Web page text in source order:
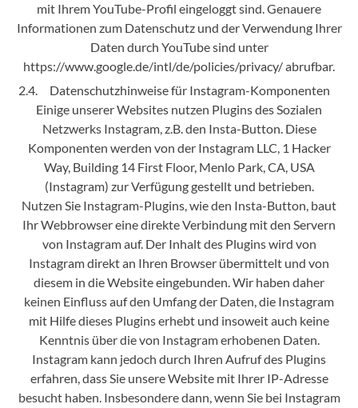
mit Ihrem YouTube-Profil eingeloggt sind. Genauere
Informationen zum Datenschutz und der Verwendung Ihrer
Daten durch YouTube sind unter
https://www.google.de/intl/de/policies/privacy/ abrufbar.
2.4. Datenschutzhinweise für Instagram-Komponenten
Einige unserer Websites nutzen Plugins des Sozialen
Netzwerks Instagram, z.B. den Insta-Button. Diese
Komponenten werden von der Instagram LLC, 1 Hacker
Way, Building 14 First Floor, Menlo Park, CA, USA
(Instagram) zur Verfügung gestellt und betrieben.
Nutzen Sie Instagram-Plugins, wie den Insta-Button, baut
Ihr Webbrowser eine direkte Verbindung mit den Servern
von Instagram auf. Der Inhalt des Plugins wird von
Instagram direkt an Ihren Browser übermittelt und von
diesem in die Website eingebunden. Wir haben daher
keinen Einfluss auf den Umfang der Daten, die Instagram
mit Hilfe dieses Plugins erhebt und insoweit auch keine
Kenntnis über die von Instagram erhobenen Daten.
Instagram kann jedoch durch Ihren Aufruf des Plugins
erfahren, dass Sie unsere Website mit Ihrer IP-Adresse
besucht haben. Insbesondere dann, wenn Sie bei Instagram